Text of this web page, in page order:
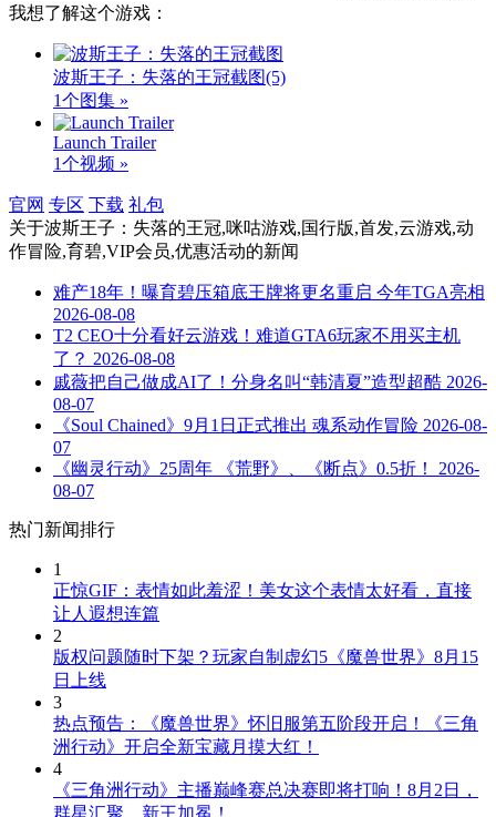
我想了解这个游戏：
波斯王子：失落的王冠截图(5)
1个图集 »
Launch Trailer
1个视频 »
官网 专区 下载 礼包
关于波斯王子：失落的王冠,咪咕游戏,国行版,首发,云游戏,动
作冒险,育碧,VIP会员,优惠活动的新闻
难产18年！曝育碧压箱底王牌将更名重启 今年TGA亮相
2026-08-08
T2 CEO十分看好云游戏！难道GTA6玩家不用买主机
了？ 2026-08-08
戚薇把自己做成AI了！分身名叫“韩清夏”造型超酷 2026-
08-07
《Soul Chained》9月1日正式推出 魂系动作冒险 2026-08-
07
《幽灵行动》25周年 《荒野》、《断点》0.5折！
2026-
08-07
热门新闻排行
1
正惊GIF：表情如此羞涩！美女这个表情太好看，直接
让人遐想连篇
2
版权问题随时下架？玩家自制虚幻5《魔兽世界》8月15
日上线
3
热点预告：《魔兽世界》怀旧服第五阶段开启！《三角
洲行动》开启全新宝藏月摸大红！
4
《三角洲行动》主播巅峰赛总决赛即将打响！8月2日，
群星汇聚，新王加冕！